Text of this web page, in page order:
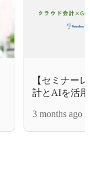
【セミナー
計とAIを活
た！
3 months ago